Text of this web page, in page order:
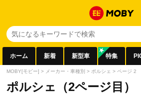
ホーム 新着 新型車 特集
MOBY[モビー] > メーカー・車種別 > ポルシェ > ページ 2
ポルシェ（2ページ目）